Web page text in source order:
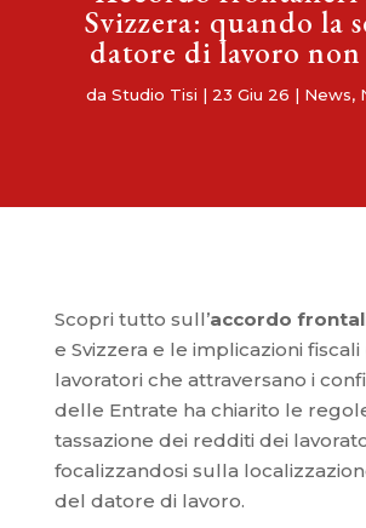
Svizzera: quando la
datore di lavoro
da Studio Tisi | 23 Giu 26 | News,
Scopri tutto sull’accordo
e Svizzera e le implicazioni fiscali
lavoratori che attraversano i
delle Entrate ha chiarito le
tassazione dei redditi dei
focalizzandosi sulla
del datore di lavoro.